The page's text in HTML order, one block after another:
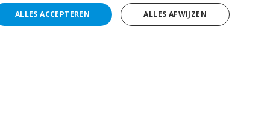
ALLES ACCEPTEREN ALLES AFWIJZEN